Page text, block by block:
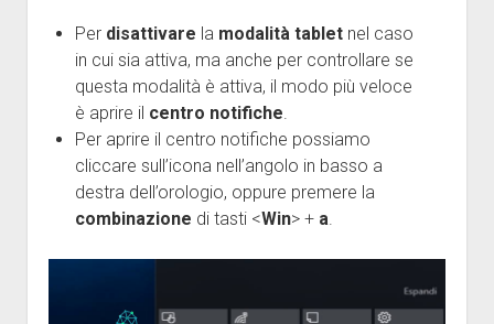
Per disattivare la modalità tabletnel caso
in cui sia attiva, ma anche per controllare se
questa modalità è attiva, il modo più veloce
è aprire il centro notifiche.
Per aprire il centro notifiche possiamo
cliccare sull’icona nell’angolo in basso a
destra dell’orologio, oppure premere la
combinazione di tasti <Win> + a.